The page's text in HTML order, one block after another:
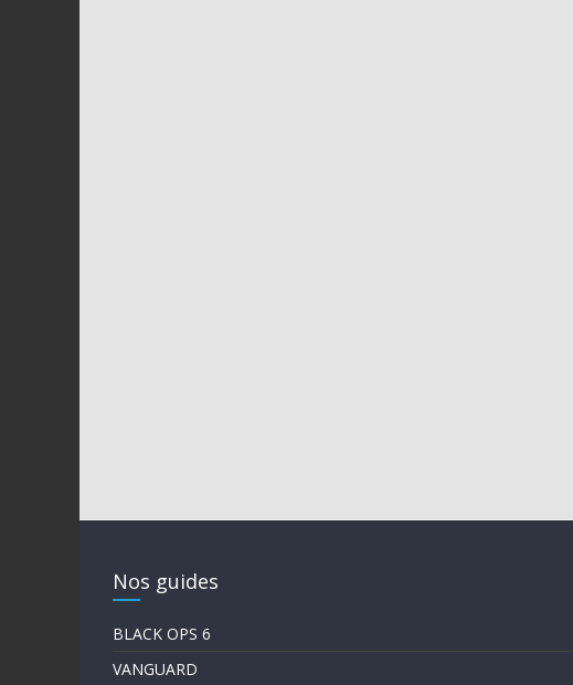
Nos guides
BLACK OPS 6
VANGUARD